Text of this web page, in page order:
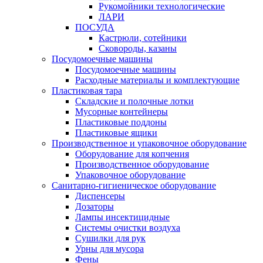
Рукомойники технологические
ЛАРИ
ПОСУДА
Кастрюли, сотейники
Сковороды, казаны
Посудомоечные машины
Посудомоечные машины
Расходные материалы и комплектующие
Пластиковая тара
Складские и полочные лотки
Мусорные контейнеры
Пластиковые поддоны
Пластиковые ящики
Производственное и упаковочное оборудование
Оборудование для копчения
Производственное оборудование
Упаковочное оборудование
Санитарно-гигиеническое оборудование
Диспенсеры
Дозаторы
Лампы инсектицидные
Системы очистки воздуха
Сушилки для рук
Урны для мусора
Фены